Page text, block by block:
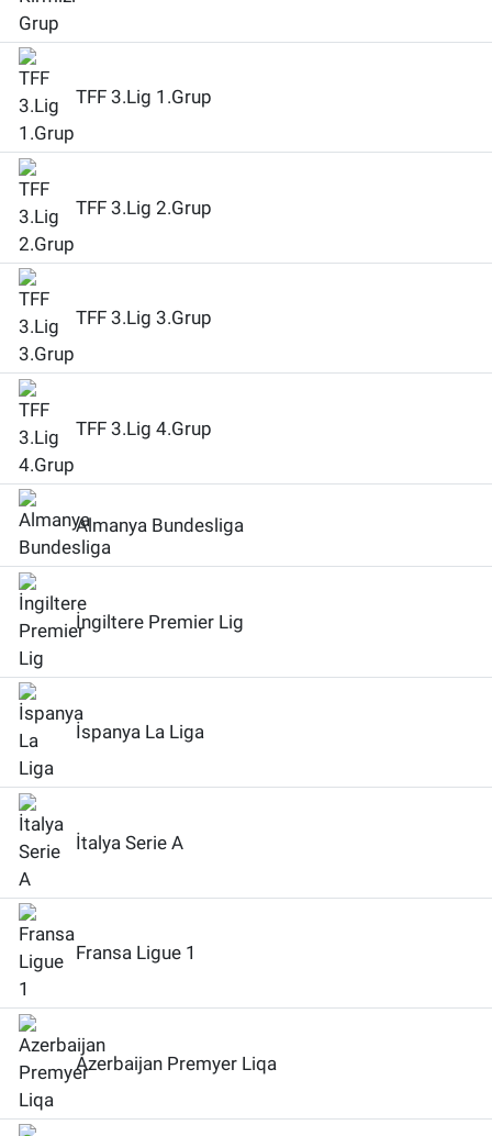
TFF 3.Lig 1.Grup
TFF 3.Lig 2.Grup
TFF 3.Lig 3.Grup
TFF 3.Lig 4.Grup
Almanya Bundesliga
İngiltere Premier Lig
İspanya La Liga
İtalya Serie A
Fransa Ligue 1
Azerbaijan Premyer Liqa